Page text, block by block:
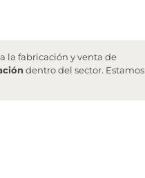
la fabricación y venta de
dentro del sector. Estamos